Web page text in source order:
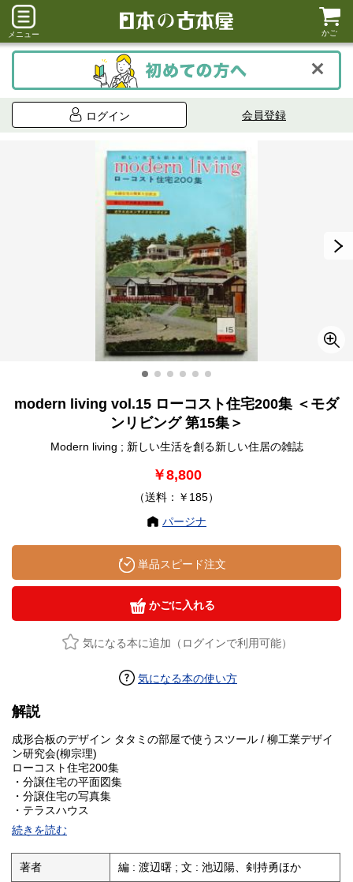
メニュー かご
ログイン 会員登録
modern living vol.15 ローコスト住宅200集 ＜モダ
ンリビング 第15集＞
Modern living ; 新しい生活を創る新しい住居の雑誌
￥8,800
（送料：￥185）
パージナ
単品スピード注文
かごに入れる
気になる本に追加（ログインで利用可能）
気になる本の使い方
解説
成形合板のデザイン タタミの部屋で使うスツール / 柳工業デザイ
ン研究会(柳宗理)
ローコスト住宅200集
・分譲住宅の平面図集
・分譲住宅の写真集
・テラスハウス
建売住宅を買う人に、建売住宅を作る人に、住宅のことを考える
すべての人に / 池辺陽
45万円の家・60万円の家・75万円の家 / 小宮山雅夫・北川允昭・
吉田桂二
続きを読む
著者 編 : 渡辺曙 ; 文 : 池辺陽、剣持勇ほか